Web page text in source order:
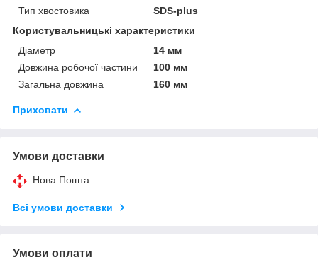
Тип хвостовика
SDS-plus
Користувальницькі характеристики
Діаметр
14 мм
Довжина робочої частини
100 мм
Загальна довжина
160 мм
Приховати
Умови доставки
Нова Пошта
Всі умови доставки
Умови оплати